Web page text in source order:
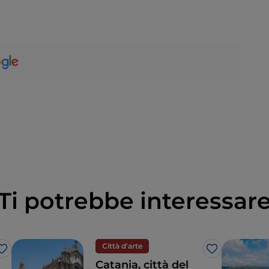
potrebbe
Like
Città d'arte
Like
Catania, città del